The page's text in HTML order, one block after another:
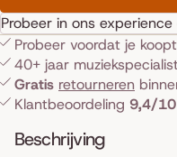
Probeer in ons
Probeer voordat je
40+ jaar
Gratis retourneren
Klantbeoordeling 9,4/10
Beschrijving